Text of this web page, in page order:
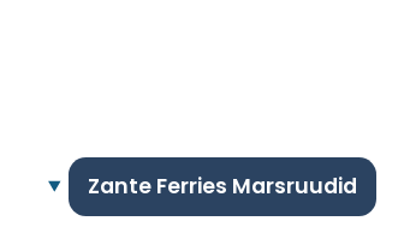
Zante Ferries Marsruudid